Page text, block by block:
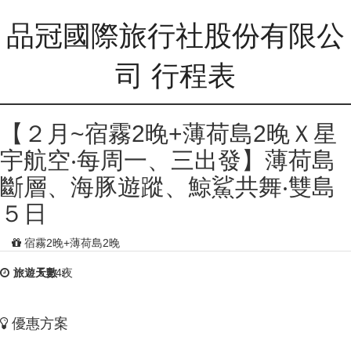
品冠國際旅行社股份有限公
司 行程表
【２月~宿霧2晚+薄荷島2晚Ｘ星
宇航空‧每周一、三出發】薄荷島
斷層、海豚遊蹤、鯨鯊共舞‧雙島
５日
宿霧2晚+薄荷島2晚
旅遊天數：
5天4夜
優惠方案